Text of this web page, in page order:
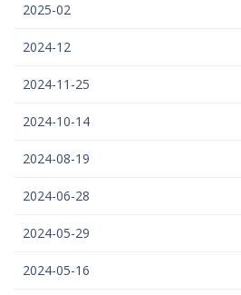
2025-02
2024-12
2024-11-25
2024-10-14
2024-08-19
2024-06-28
2024-05-29
2024-05-16